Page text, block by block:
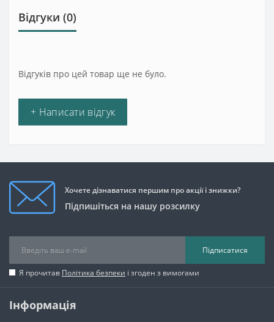
Відгуки (0)
Відгуків про цей товар ще не було.
+ Написати відгук
Хочете дізнаватися першим про акції і знижки?
Підпишіться на нашу розсилку
Підписатися
Я прочитав Політика безпеки і згоден з вимогами
Інформація